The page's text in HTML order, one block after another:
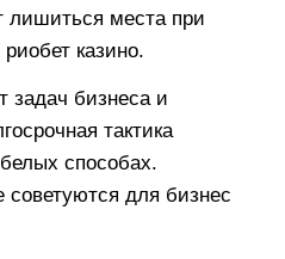
места при
казино.
задач бизнеса и
тактика
способах.
для бизнес